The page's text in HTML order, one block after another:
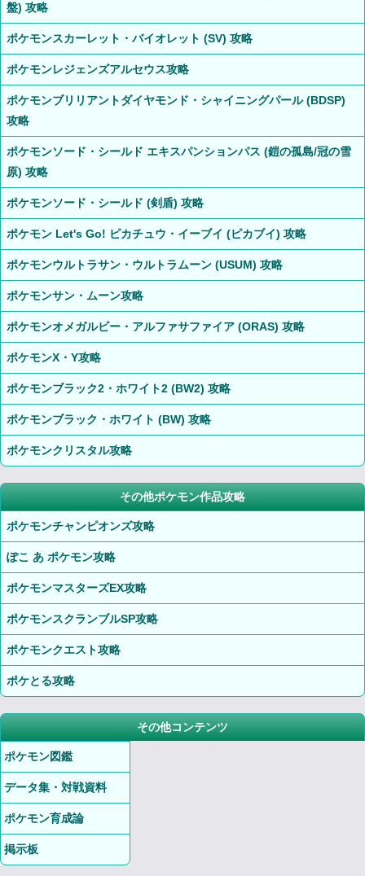
盤) 攻略
ポケモンスカーレット・バイオレット (SV) 攻略
ポケモンレジェンズアルセウス攻略
ポケモンブリリアントダイヤモンド・シャイニングパール (BDSP)
攻略
ポケモンソード・シールド エキスパンションパス (鎧の孤島/冠の雪
原) 攻略
ポケモンソード・シールド (剣盾) 攻略
ポケモン Let's Go! ピカチュウ・イーブイ (ピカブイ) 攻略
ポケモンウルトラサン・ウルトラムーン (USUM) 攻略
ポケモンサン・ムーン攻略
ポケモンオメガルビー・アルファサファイア (ORAS) 攻略
ポケモンX・Y攻略
ポケモンブラック2・ホワイト2 (BW2) 攻略
ポケモンブラック・ホワイト (BW) 攻略
ポケモンクリスタル攻略
その他ポケモン作品攻略
ポケモンチャンピオンズ攻略
ぽこ あ ポケモン攻略
ポケモンマスターズEX攻略
ポケモンスクランブルSP攻略
ポケモンクエスト攻略
ポケとる攻略
その他コンテンツ
ポケモン図鑑
データ集・対戦資料
ポケモン育成論
掲示板